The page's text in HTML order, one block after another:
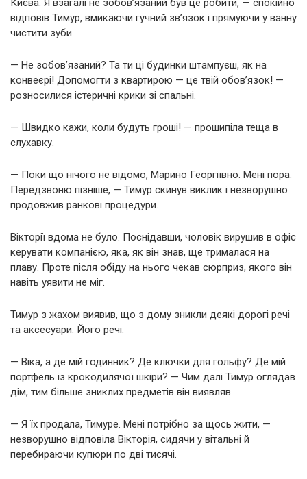
Києва. Я взагалі не зобов’язаний був це робити, — спокійно
відповів Тимур, вмикаючи гучний зв’язок і прямуючи у ванну
чистити зуби.
— Не зобов’язаний? Та ти ці будинки штампуєш, як на
конвеєрі! Допомогти з квартирою — це твій обов’язок! —
розносилися істеричні крики зі спальні.
— Швидко кажи, коли будуть гроші! — прошипіла теща в
слухавку.
— Поки що нічого не відомо, Марино Георгіївно. Мені пора.
Передзвоню пізніше, — Тимур скинув виклик і незворушно
продовжив ранкові процедури.
Вікторії вдома не було. Поснідавши, чоловік вирушив в офіс
керувати компанією, яка, як він знав, ще трималася на
плаву. Проте після обіду на нього чекав сюрприз, якого він
навіть уявити не міг.
Тимур з жахом виявив, що з дому зникли деякі дорогі речі
та аксесуари. Його речі.
— Віка, а де мій годинник? Де ключки для гольфу? Де мій
портфель із крокодилячої шкіри? — Чим далі Тимур оглядав
дім, тим більше зниклих предметів він виявляв.
— Я їх продала, Тимуре. Мені потрібно за щось жити, —
незворушно відповіла Вікторія, сидячи у вітальні й
перебираючи купюри по дві тисячі.